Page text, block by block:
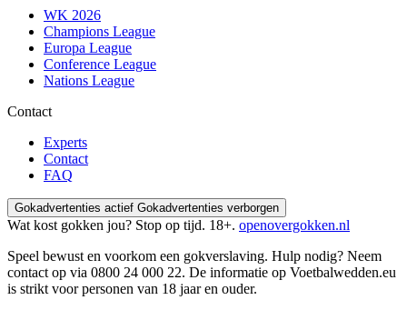
WK 2026
Champions League
Europa League
Conference League
Nations League
Contact
Experts
Contact
FAQ
Gokadvertenties actief Gokadvertenties verborgen
Wat kost gokken jou? Stop op tijd. 18+. openovergokken.nl
Speel bewust en voorkom een gokverslaving. Hulp nodig? Neem
contact op via 0800 24 000 22. De informatie op Voetbalwedden.eu
is strikt voor personen van 18 jaar en ouder.